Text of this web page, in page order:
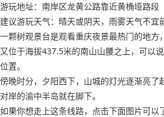
游玩地址：南岸区龙黄公路靠近黄桷垭路段
建议游玩天气：晴天或阴天，雨雾天气不宜
一颗树观景台是观看重庆夜景最热门的地方
又位于海拔437.5米的南山山腰之上，可以
位置。
傍晚时分，夕阳西下，山城的灯光逐渐亮了
对岸的渝中半岛就在脚下。
如果你想走上这条线路，点击下面图片可以